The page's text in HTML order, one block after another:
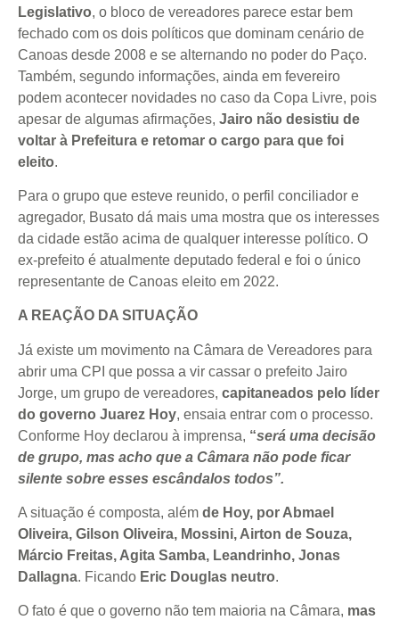
Legislativo, o bloco de vereadores parece estar bem
fechado com os dois políticos que dominam cenário de
Canoas desde 2008 e se alternando no poder do Paço.
Também, segundo informações, ainda em fevereiro
podem acontecer novidades no caso da Copa Livre, pois
apesar de algumas afirmações, Jairo não desistiu de
voltar à Prefeitura e retomar o cargo para que foi
eleito.
Para o grupo que esteve reunido, o perfil conciliador e
agregador, Busato dá mais uma mostra que os interesses
da cidade estão acima de qualquer interesse político. O
ex-prefeito é atualmente deputado federal e foi o único
representante de Canoas eleito em 2022.
A REAÇÃO DA SITUAÇÃO
Já existe um movimento na Câmara de Vereadores para
abrir uma CPI que possa a vir cassar o prefeito Jairo
Jorge, um grupo de vereadores, capitaneados pelo líder
do governo Juarez Hoy, ensaia entrar com o processo.
Conforme Hoy declarou à imprensa, “será uma decisão
de grupo, mas acho que a Câmara não pode ficar
silente sobre esses escândalos todos”.
A situação é composta, além de Hoy, por Abmael
Oliveira, Gilson Oliveira, Mossini, Airton de Souza,
Márcio Freitas, Agita Samba, Leandrinho, Jonas
Dallagna. Ficando Eric Douglas neutro.
O fato é que o governo não tem maioria na Câmara, mas